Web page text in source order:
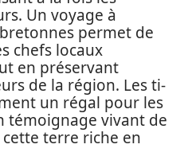
Un voyage à
permet de
chefs locaux
en préservant
de la région. Les ti-
un régal pour les
témoignage vivant de
terre riche en